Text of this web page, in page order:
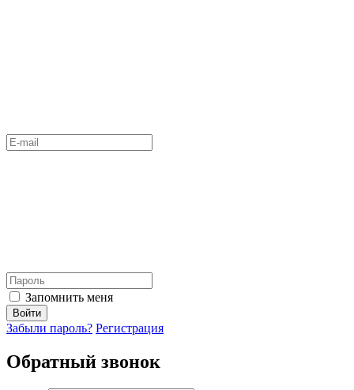
Запомнить меня
Войти
Забыли пароль? Регистрация
Обратный звонок